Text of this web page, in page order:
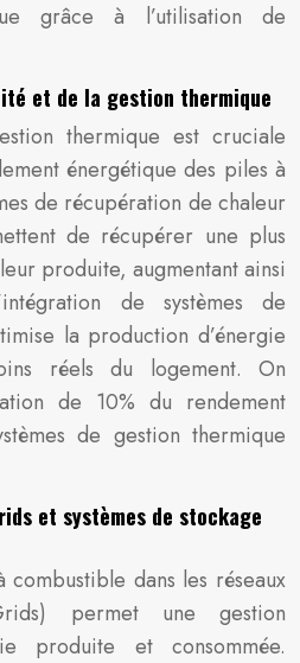
grâce à l’utilisation de
et de la gestion thermique
thermique est cruciale
énergétique des piles à
de récupération de chaleur
de récupérer une plus
produite, augmentant ainsi
de systèmes de
la production d’énergie
réels du logement. On
de 10% du rendement
de gestion thermique
et systèmes de stockage
combustible dans les réseaux
permet une gestion
produite et consommée.